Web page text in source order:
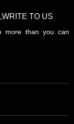
TO US
more than you can